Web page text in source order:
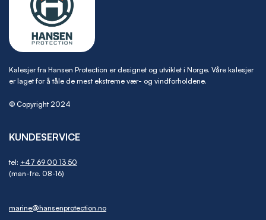
Kalesjer fra Hansen Protection er designet og utviklet i Norge. Våre kalesjer
er laget for å tåle de mest ekstreme vær- og vindforholdene.
© Copyright 2024
KUNDESERVICE
tel: +47 69 00 13 50
(man-fre. 08-16)
marine@hansenprotection.no